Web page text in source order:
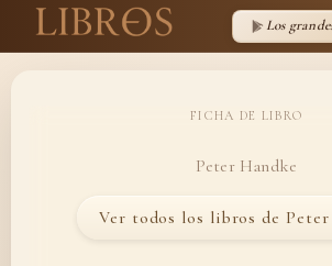
Los
FICHA DE LIBRO
Peter Handke
Ver todos los libros de Peter